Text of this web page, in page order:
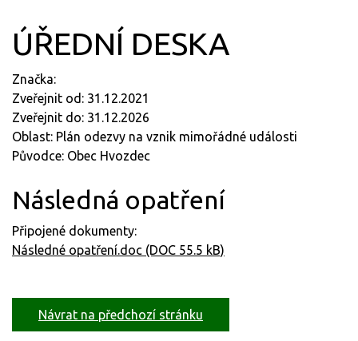
ÚŘEDNÍ DESKA
Značka:
Zveřejnit od: 31.12.2021
Zveřejnit do: 31.12.2026
Oblast: Plán odezvy na vznik mimořádné události
Původce: Obec Hvozdec
Následná opatření
Připojené dokumenty:
Následné opatření.doc (DOC 55.5 kB)
Návrat na předchozí stránku